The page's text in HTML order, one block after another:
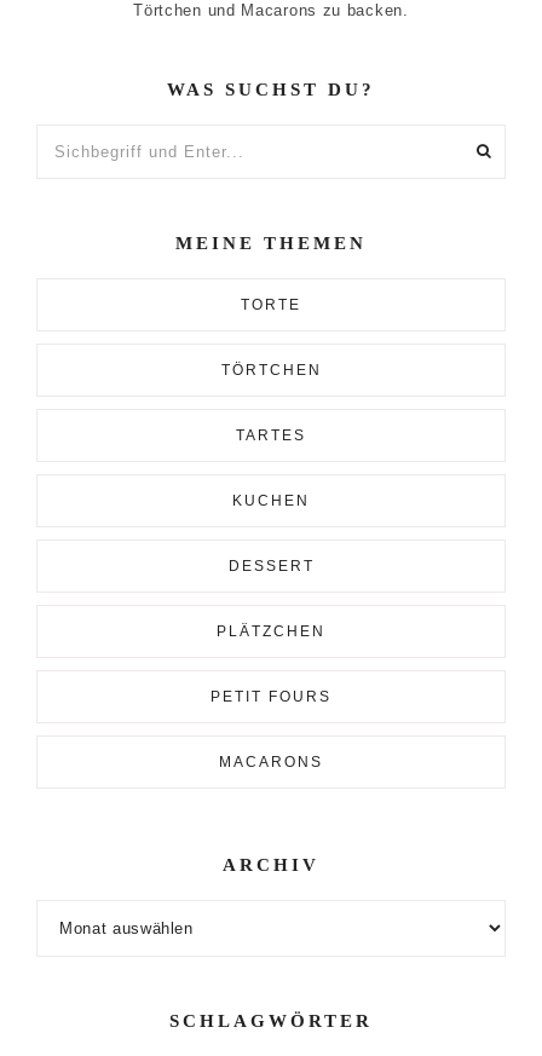
Törtchen und Macarons zu backen.
WAS SUCHST DU?
MEINE THEMEN
TORTE
TÖRTCHEN
TARTES
KUCHEN
DESSERT
PLÄTZCHEN
PETIT FOURS
MACARONS
ARCHIV
SCHLAGWÖRTER